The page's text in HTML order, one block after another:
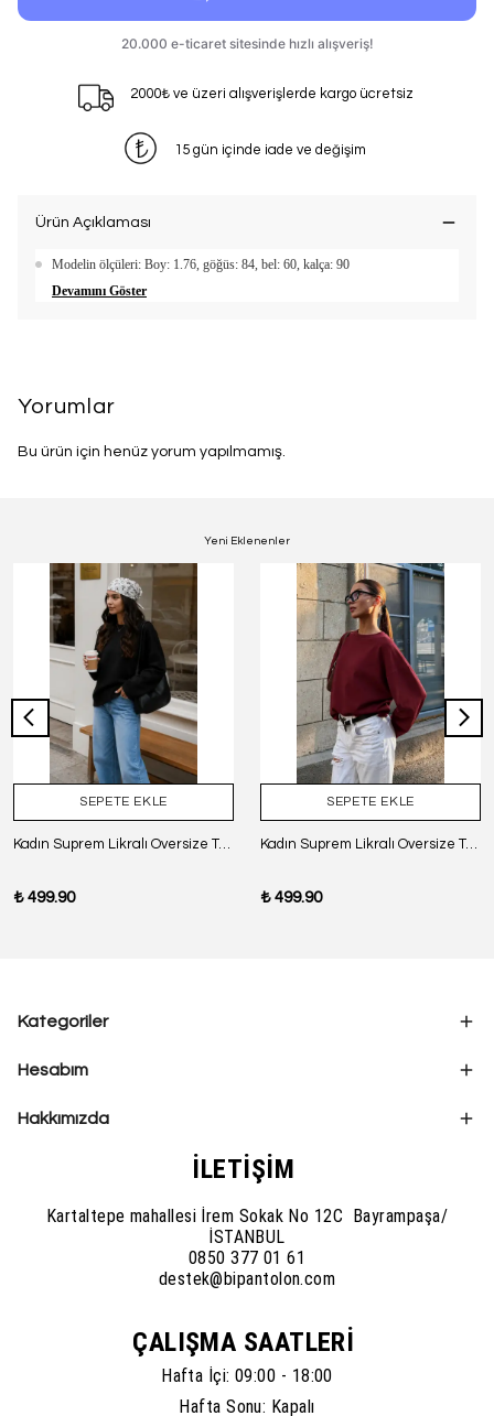
2000₺ ve üzeri alışverişlerde kargo ücretsiz
15 gün içinde iade ve değişim
Ürün Açıklaması
Modelin ölçüleri: Boy: 1.76, göğüs: 84, bel: 60, kalça: 90
Devamını Göster
Yorumlar
Bu ürün için henüz yorum yapılmamış.
Yeni Eklenenler
SEPETE EKLE
Kadın Suprem Likralı Oversize T-Shirt - SİYAH
₺ 499.90
SEPETE EKLE
Kadın Suprem Likralı Oversize T-Shirt - BORDO
₺ 499.90
Kategoriler
Hesabım
Hakkımızda
İLETİŞİM
Kartaltepe mahallesi İrem Sokak No 12C Bayrampaşa/
İSTANBUL
0850 377 01 61
destek@bipantolon.com
ÇALIŞMA SAATLERİ
Hafta İçi: 09:00 - 18:00
Hafta Sonu: Kapalı